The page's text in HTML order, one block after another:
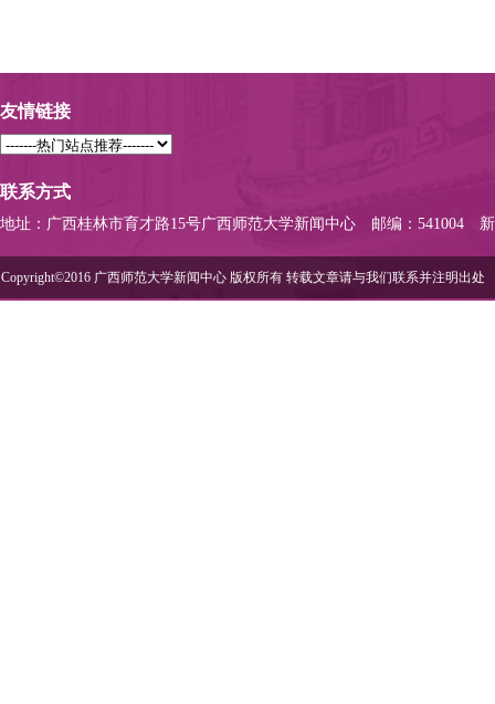
友情链接
联系方式
地址：广西桂林市育才路15号广西师范大学新闻中心 邮编：541004
Copyright©2016 广西师范大学新闻中心 版权所有 转载文章请与我们联系并注明出处